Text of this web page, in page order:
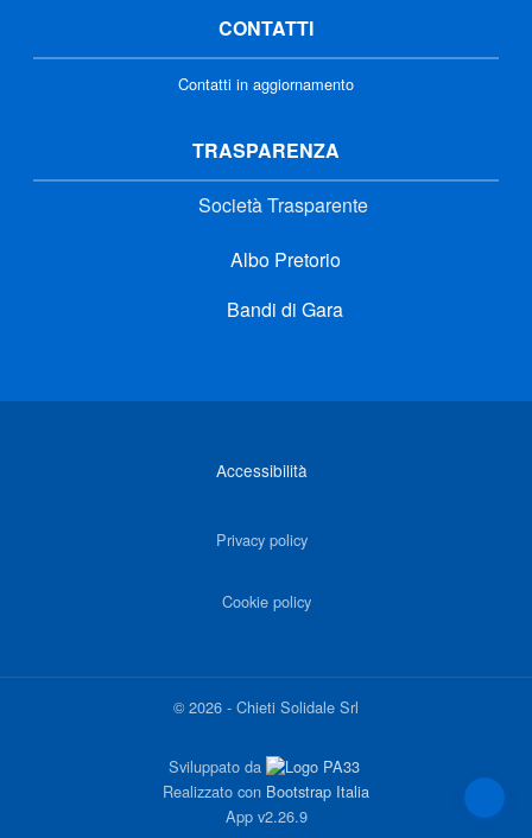
CONTATTI
Contatti in aggiornamento
TRASPARENZA
Società Trasparente
Albo Pretorio
Bandi di Gara
Accessibilità
Privacy policy
Cookie policy
©2026 - Chieti Solidale Srl
Sviluppato da
Realizzato con Bootstrap Italia
App v2.26.9